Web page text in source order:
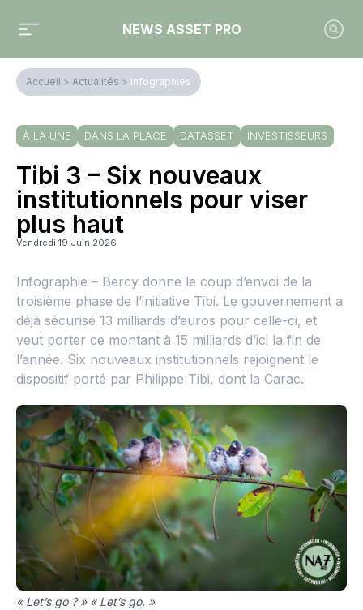
NEWS ASSET PRO
Accueil > Actualités > Infographies
À LA UNE DANS LA PLACE DATASSET INVESTISSEURS
Tibi 3 – Six nouveaux
institutionnels pour viser
plus haut
Vendredi 19 Juin 2026
Infographie – Bercy donne le coup d’envoi de la
troisième phase de l’initiative Tibi. Le gouvernement a
déjà sécurisé 13 milliards d’euros pour celle-ci, et
veut porter ce montant à 15 milliards d’ici la fin de
l’année. Six nouveaux institutionnels rejoignent le
dispositif porté par Philippe Tibi, dont la Carac.
« Let’s go ? » « Let’s go. »